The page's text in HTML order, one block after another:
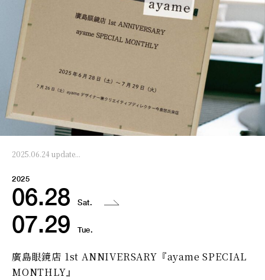
2025.06.24 update...
2025
06.28 Sat.
07.29 Tue.
廣島眼鏡店 1st ANNIVERSARY『ayame SPECIAL
MONTHLY』